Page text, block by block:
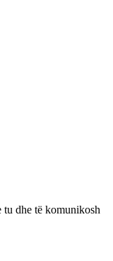
tu dhe të komunikosh